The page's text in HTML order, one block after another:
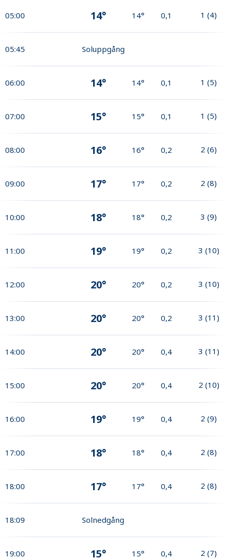
05:00 14° 14° 0,1 1 (4)
05:45 Soluppgång
06:00 14° 14° 0,1 1 (5)
07:00 15° 15° 0,1 1 (5)
08:00 16° 16° 0,2 2 (6)
09:00 17° 17° 0,2 2 (8)
10:00 18° 18° 0,2 3 (9)
11:00 19° 19° 0,2 3 (10)
12:00 20° 20° 0,2 3 (10)
13:00 20° 20° 0,2 3 (11)
14:00 20° 20° 0,4 3 (11)
15:00 20° 20° 0,4 2 (10)
16:00 19° 19° 0,4 2 (9)
17:00 18° 18° 0,4 2 (8)
18:00 17° 17° 0,4 2 (8)
18:09 Solnedgång
19:00 15° 15° 0,4 2 (7)